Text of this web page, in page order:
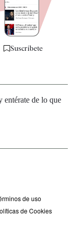
Suscríbete
entérate de lo que
de uso
de Cookies